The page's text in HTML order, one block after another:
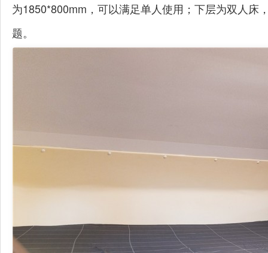
为1850*800mm，可以满足单人使用；下层为双人床
题。